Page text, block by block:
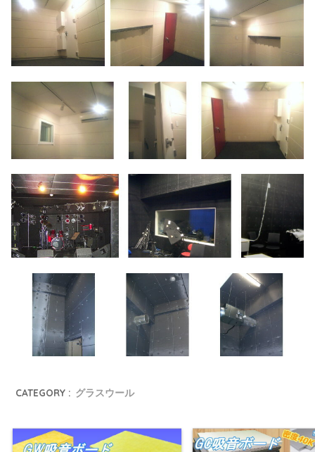
CATEGORY : グラスウール